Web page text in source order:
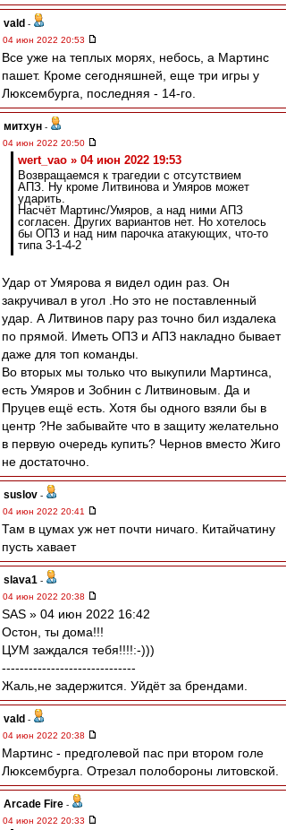
vald -
04 июн 2022 20:53
Все уже на теплых морях, небось, а Мартинс
пашет. Кроме сегодняшней, еще три игры у
Люксембурга, последняя - 14-го.
митхун -
04 июн 2022 20:50
wert_vao » 04 июн 2022 19:53
Возвращаемся к трагедии с отсутствием
АПЗ. Ну кроме Литвинова и Умяров может
ударить.
Насчёт Мартинс/Умяров, а над ними АПЗ
согласен. Других вариантов нет. Но хотелось
бы ОПЗ и над ним парочка атакующих, что-то
типа 3-1-4-2
Удар от Умярова я видел один раз. Он
закручивал в угол .Но это не поставленный
удар. А Литвинов пару раз точно бил издалека
по прямой. Иметь ОПЗ и АПЗ накладно бывает
даже для топ команды.
Во вторых мы только что выкупили Мартинса,
есть Умяров и Зобнин с Литвиновым. Да и
Пруцев ещё есть. Хотя бы одного взяли бы в
центр ?Не забывайте что в защиту желательно
в первую очередь купить? Чернов вместо Жиго
не достаточно.
suslov -
04 июн 2022 20:41
Там в цумах уж нет почти ничаго. Китайчатину
пусть хавает
slava1 -
04 июн 2022 20:38
SAS » 04 июн 2022 16:42
Остон, ты дома!!!
ЦУМ заждался тебя!!!!:-)))
------------------------------
Жаль,не задержится. Уйдёт за брендами.
vald -
04 июн 2022 20:38
Мартинс - предголевой пас при втором голе
Люксембурга. Отрезал полобороны литовской.
Arcade Fire -
04 июн 2022 20:33